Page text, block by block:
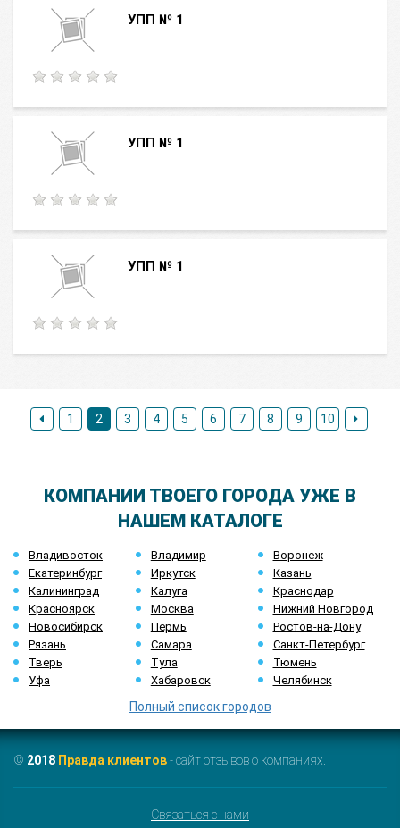
УПП № 1
УПП № 1
УПП № 1
1 2 3 4 5 6 7 8 9 10
КОМПАНИИ ТВОЕГО ГОРОДА УЖЕ В
НАШЕМ КАТАЛОГЕ
Владивосток Владимир
Воронеж
Екатеринбург
Иркутск
Казань
Калининград
Калуга
Краснодар
Красноярск
Москва
Нижний Новгород
Новосибирск
Пермь
Ростов-на-Дону
Рязань
Самара
Санкт-Петербург
Тверь
Тула
Тюмень
Уфа
Хабаровск Челябинск
Полный список городов
© 2018 Правда клиентов- сайт отзывов о компаниях.
Связаться с нами